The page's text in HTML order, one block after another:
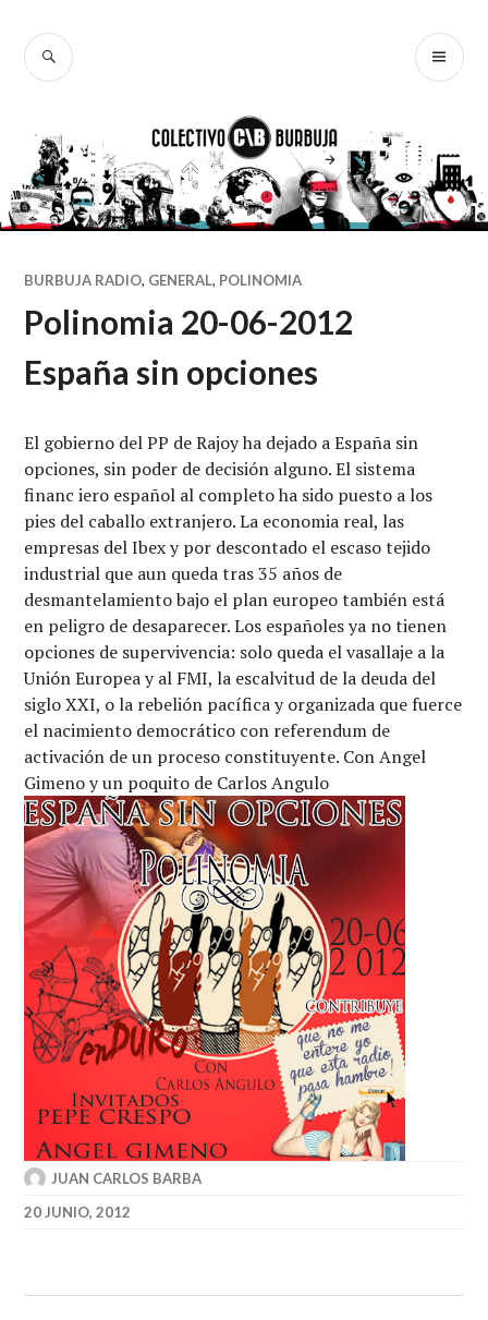
contenido
BUSCAR
BURBUJA RADIO, GENERAL, POLINOMIA
Polinomia 20-06-2012
España sin opciones
El gobierno del PP de Rajoy ha dejado a España sin
opciones, sin poder de decisión alguno. El sistema
financ iero español al completo ha sido puesto a los
pies del caballo extranjero. La economia real, las
empresas del Ibex y por descontado el escaso tejido
industrial que aun queda tras 35 años de
desmantelamiento bajo el plan europeo también está
en peligro de desaparecer. Los españoles ya no tienen
opciones de supervivencia: solo queda el vasallaje a la
Unión Europea y al FMI, la escalvitud de la deuda del
siglo XXI, o la rebelión pacífica y organizada que fuerce
el nacimiento democrático con referendum de
activación de un proceso constituyente. Con Angel
Gimeno y un poquito de Carlos Angulo
JUAN CARLOS BARBA
20 JUNIO, 2012